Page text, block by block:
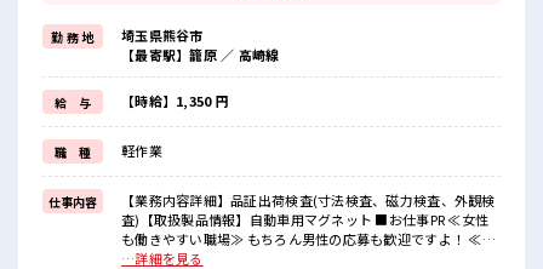
ほどよく稼げます♪
≪ヘアカラーOKで自由な雰囲気の職場≫
明るすぎたり奇抜でなければ基本的に自由！
(規定有)制服があると毎日の服選びに悩まずOK♪
≪初めての仕事だけど自分にもできそう≫
新しいことにチャレンジするのは不安だけど、
しっかり働く環境が整っています！
イチからスキルUP・ステップUP目指していきましょう！
■職場の雰囲気
女性も活躍しやすい雰囲気の職場です！
派手すぎなければ多少のヘアカラーもOKなのはウレシイPoint☆
ホドよく残業があるのでホドよく働きたい方にオススメ！
勤 務 地
埼玉県熊谷市
【最寄駅】籠原 ／ 高崎線
給 与 【時給】1,350 円
職 種 軽作業
仕事内容
【業務内容詳細】品証出荷検査(寸法検査、磁力検査、外観検
査)【取扱製品情報】自動車用マグネット ■お仕事PR ≪女性
も働きやすい職場≫ もちろん男性の応募も歓迎ですよ！ ≪適
度な残業でお給料UP≫ 残業は月20時間未満で、 ほどよく稼
…詳細を見る